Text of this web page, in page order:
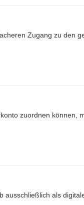
Zugang zu den
zuordnen können,
als